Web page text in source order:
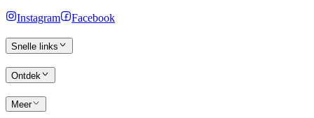
Instagram Facebook
Snelle links
Ontdek
Meer